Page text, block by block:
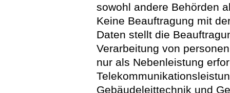
sowohl andere Behörden
Keine Beauftragung mit
Daten stellt die
Verarbeitung von
nur als Nebenleistung
Gebäudeleittechnik und